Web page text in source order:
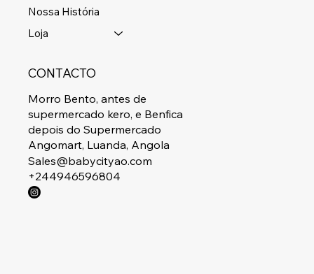
Nossa História
Loja
CONTACTO
Morro Bento, antes de
supermercado kero, e Benfica
depois do Supermercado
Angomart, Luanda, Angola
Sales@babycityao.com
+244946596804